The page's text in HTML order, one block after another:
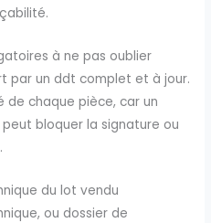
à ne pas oublier
par un ddt complet et à jour.
de chaque pièce, car un
bloquer la signature ou
du lot vendu
ou dossier de